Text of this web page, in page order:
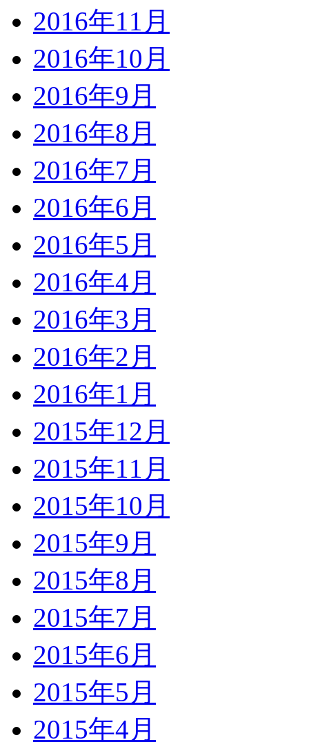
2016年11月
2016年10月
2016年9月
2016年8月
2016年7月
2016年6月
2016年5月
2016年4月
2016年3月
2016年2月
2016年1月
2015年12月
2015年11月
2015年10月
2015年9月
2015年8月
2015年7月
2015年6月
2015年5月
2015年4月